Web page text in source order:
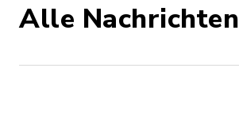
Alle Nachrichten